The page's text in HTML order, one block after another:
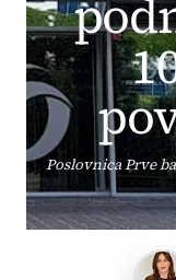
Poslovnica Prve